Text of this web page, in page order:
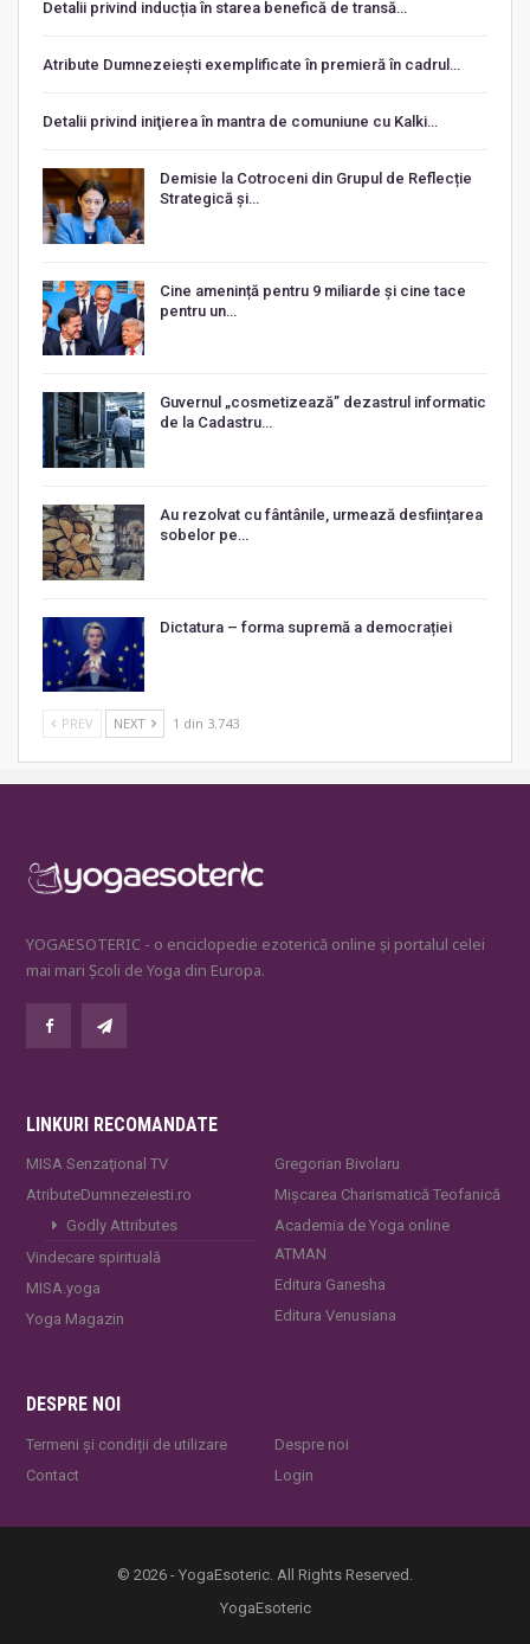
Detalii privind inducția în starea benefică de transă…
Atribute Dumnezeiești exemplificate în premieră în cadrul…
Detalii privind iniţierea în mantra de comuniune cu Kalki…
Demisie la Cotroceni din Grupul de Reflecție
Strategică și…
Cine amenință pentru 9 miliarde și cine tace
pentru un…
Guvernul „cosmetizează” dezastrul informatic
de la Cadastru…
Au rezolvat cu fântânile, urmează desființarea
sobelor pe…
Dictatura – forma supremă a democrației
PREV NEXT 1 din 3.743
YOGAESOTERIC - o enciclopedie ezoterică online și portalul celei
mai mari Școli de Yoga din Europa.
LINKURI RECOMANDATE
MISA Senzaţional TV
AtributeDumnezeiesti.ro
Godly Attributes
Vindecare spirituală
MISA.yoga
Yoga Magazin
Gregorian Bivolaru
Mișcarea Charismatică Teofanică
Academia de Yoga online
ATMAN
Editura Ganesha
Editura Venusiana
DESPRE NOI
Termeni și condiții de utilizare
Contact
Despre noi
Login
© 2026 - YogaEsoteric. All Rights Reserved.
YogaEsoteric